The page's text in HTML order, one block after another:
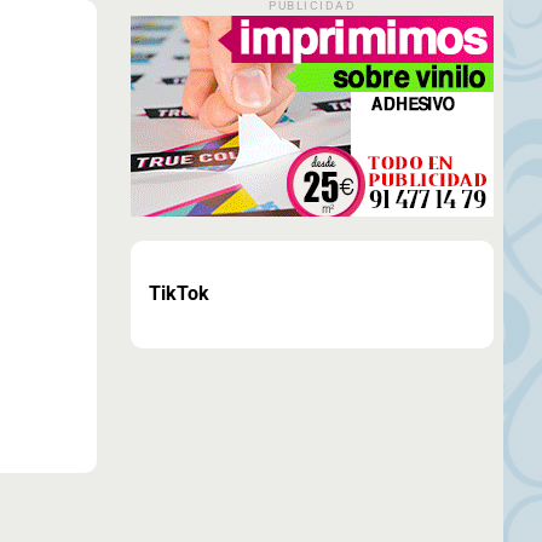
PUBLICIDAD
TikTok